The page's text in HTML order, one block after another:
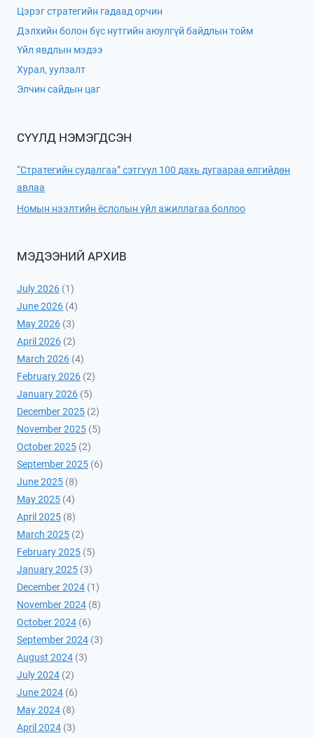
Цэрэг стратегийн гадаад орчин
Дэлхийн болон бүс нутгийн аюулгүй байдлын тойм
Үйл явдлын мэдээ
Хурал, уулзалт
Элчин сайдын цаг
СҮҮЛД НЭМЭГДСЭН
“Стратегийн судалгаа” сэтгүүл 100 дахь дугаараа өлгийдөн
авлаа
Номын нээлтийн ёслолын үйл ажиллагаа боллоо
МЭДЭЭНИЙ АРХИВ
July 2026 (1)
June 2026 (4)
May 2026 (3)
April 2026 (2)
March 2026 (4)
February 2026 (2)
January 2026 (5)
December 2025 (2)
November 2025 (5)
October 2025 (2)
September 2025 (6)
June 2025 (8)
May 2025 (4)
April 2025 (8)
March 2025 (2)
February 2025 (5)
January 2025 (3)
December 2024 (1)
November 2024 (8)
October 2024 (6)
September 2024 (3)
August 2024 (3)
July 2024 (2)
June 2024 (6)
May 2024 (8)
April 2024 (3)